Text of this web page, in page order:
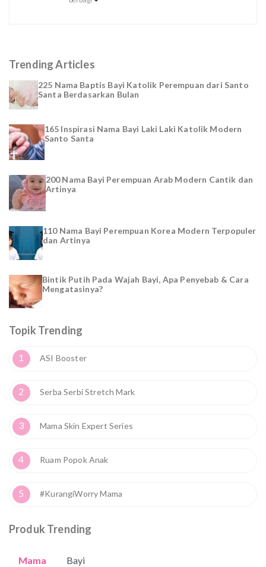
Trending Articles
225 Nama Baptis Bayi Katolik Perempuan dari Santo
Santa Berdasarkan Bulan
165 Inspirasi Nama Bayi Laki Laki Katolik Modern
Santo Santa
200 Nama Bayi Perempuan Arab Modern Cantik dan
Artinya
110 Nama Bayi Perempuan Korea Modern Terpopuler
dan Artinya
Bintik Putih Pada Wajah Bayi, Apa Penyebab & Cara
Mengatasinya?
Topik Trending
1 ASI Booster
2 Serba Serbi Stretch Mark
3 Mama Skin Expert Series
4 Ruam Popok Anak
5 #KurangiWorry Mama
Produk Trending
Mama Bayi